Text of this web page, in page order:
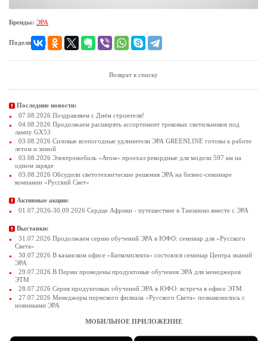
Бренды: ЭРА
Поделиться:
Возврат к списку
Последние новости:
07.08.2026 Поздравляем с Днём строителя!
04.08.2026 Продолжаем расширять ассортимент трековых светильников под
лампу GX53
03.08.2026 Силовые всепогодные удлинители ЭРА GREENLINE готовы к работе
летом и зимой
03.08.2026 Электромобиль «Атом» проехал рекордные для модели 597 км на
одном заряде
03.08.2026 Обсудили светотехнические решения ЭРА на бизнес-семинаре
компании «Русский Свет»
Активные акции:
01.07.2026-30.09.2026 Сердце Африки - путешествие в Танзанию вместе с ЭРА
Выставки:
31.07.2026 Продолжаем серию обучений ЭРА в ЮФО: семинар для «Русского
Света»
30.07.2026 В казанском офисе «Баткомплекта» состоялся семинар Центра знаний
ЭРА
29.07.2026 В Перми проведены продуктовые обучения ЭРА для менеджеров
ЭТМ
28.07.2026 Серия продуктовых обучений ЭРА в ЮФО: встреча в офисе ЭТМ
27.07.2026 Менеджеры пермского филиала «Русского Света» познакомились с
новинками ЭРА
МОБИЛЬНОЕ ПРИЛОЖЕНИЕ